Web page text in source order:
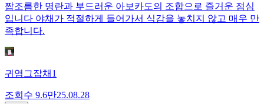
짭조름한 명란과 부드러운 아보카도의 조합으로 즐거운 점심
입니다 야채가 적절하게 들어가서 식감을 놓치지 않고 매우 만
족합니다.
귀염그잡채1
조회수 9.6만25.08.28